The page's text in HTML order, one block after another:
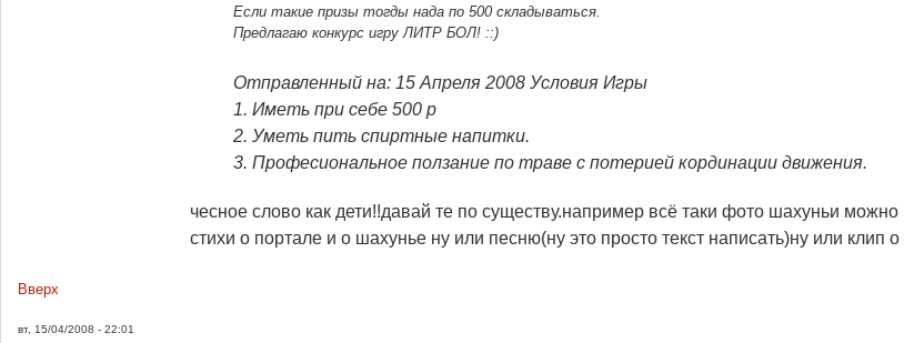
Если такие призы тогды нада по 500 складываться.
Предлагаю конкурс игру ЛИТР БОЛ! ::)
Отправленный на: 15 Апреля 2008 Условия Игры
1. Иметь при себе 500 р
2. Уметь пить спиртные напитки.
3. Професиональное ползание по траве с потерией кординации движения.
чесное слово как дети!!давай те по существу.например всё таки фото шахуньи
стихи о портале и о шахунье ну или песню(ну это просто текст написать)ну или клип
Вверх
вт, 15/04/2008 - 22:01